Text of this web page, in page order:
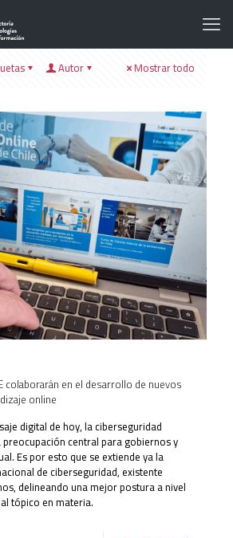
Autor Mostrar todo
colaborarán en el desarrollo de nuevos
online
digital de hoy, la ciberseguridad
central para gobiernos y
Es por esto que se extiende ya la
de ciberseguridad, existente
delineando una mejor postura a nivel
tópico en materia.